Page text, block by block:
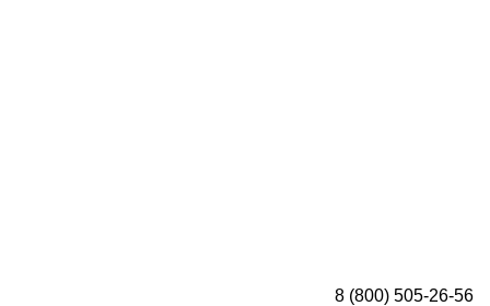
8 (800) 505-26-56